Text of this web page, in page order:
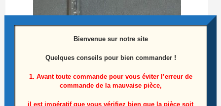
Bienvenue sur notre site
Quelques conseils pour bien commander !
1. Avant toute commande pour vous éviter l’erreur de
commande de la mauvaise pièce,
il est impératif que vous vérifiez bien que la pièce soit